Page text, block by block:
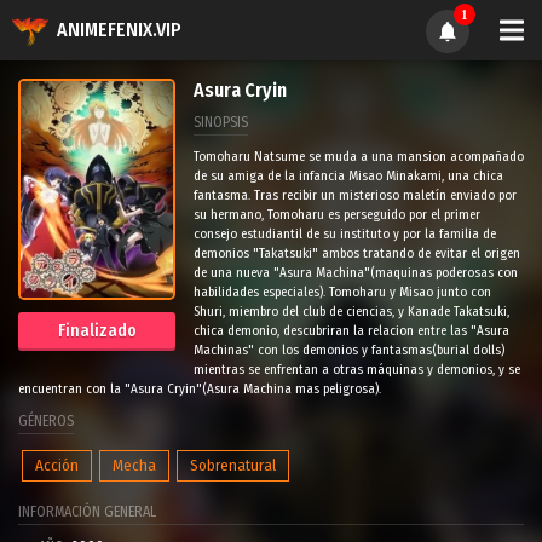
ANIMEFENIX.VIP
1
Finalizado
Asura Cryin
SINOPSIS
Tomoharu Natsume se muda a una mansion acompañado
de su amiga de la infancia Misao Minakami, una chica
fantasma. Tras recibir un misterioso maletín enviado por
su hermano, Tomoharu es perseguido por el primer
consejo estudiantil de su instituto y por la familia de
demonios "Takatsuki" ambos tratando de evitar el origen
de una nueva "Asura Machina"(maquinas poderosas con
habilidades especiales). Tomoharu y Misao junto con
Shuri, miembro del club de ciencias, y Kanade Takatsuki,
chica demonio, descubriran la relacion entre las "Asura
Machinas" con los demonios y fantasmas(burial dolls)
mientras se enfrentan a otras máquinas y demonios, y se
encuentran con la "Asura Cryin"(Asura Machina mas peligrosa).
GÉNEROS
Acción Mecha Sobrenatural
INFORMACIÓN GENERAL